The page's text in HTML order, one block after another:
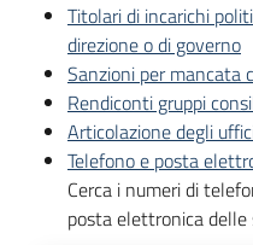
Titolari di incarichi
direzione o di governo
Sanzioni per mancata
Rendiconti gruppi
Articolazione degli
Telefono e posta
Cerca i numeri di
posta elettronica